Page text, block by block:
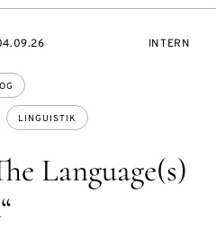
Language(s)
LINGUISTIK
INTERN